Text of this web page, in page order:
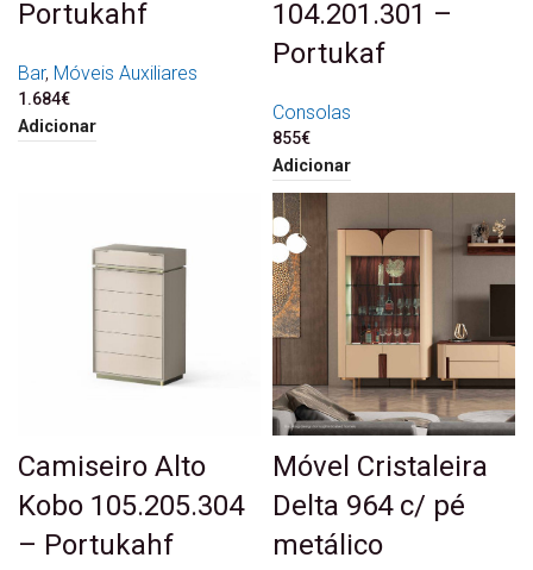
Portukahf
Bar, Móveis Auxiliares
1.684€
Adicionar
104.201.301 –
Portukaf
Consolas
855€
Adicionar
Camiseiro Alto
Kobo 105.205.304
– Portukahf
Móvel Cristaleira
Delta 964 c/ pé
metálico